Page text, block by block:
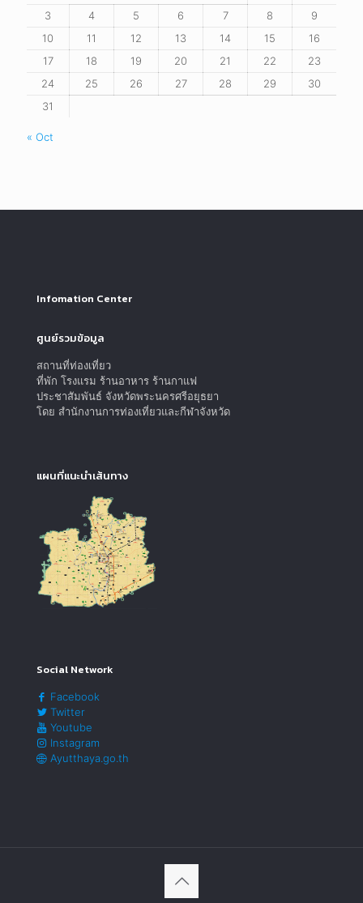
3
4 5 6 7 8
9
10
11 12 13 14 15
16
17
18 19 20 21 22
23
24
25 26 27 28 29
30
31
« Oct
Infomation Center
ศูนย์รวมข้อมูล
สถานที่ท่องเที่ยว
ที่พัก โรงแรม ร้านอาหาร ร้านกาแฟ
ประชาสัมพันธ์ จังหวัดพระนครศรีอยุธยา
โดย สำนักงานการท่องเที่ยวและกีฬาจังหวัด
แผนที่แนะนำเส้นทาง
Social Network
Facebook
Twitter
Youtube
Instagram
Ayutthaya.go.th